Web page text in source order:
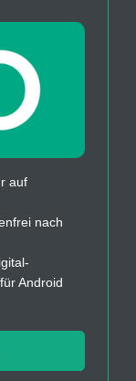
auf
nach
Android